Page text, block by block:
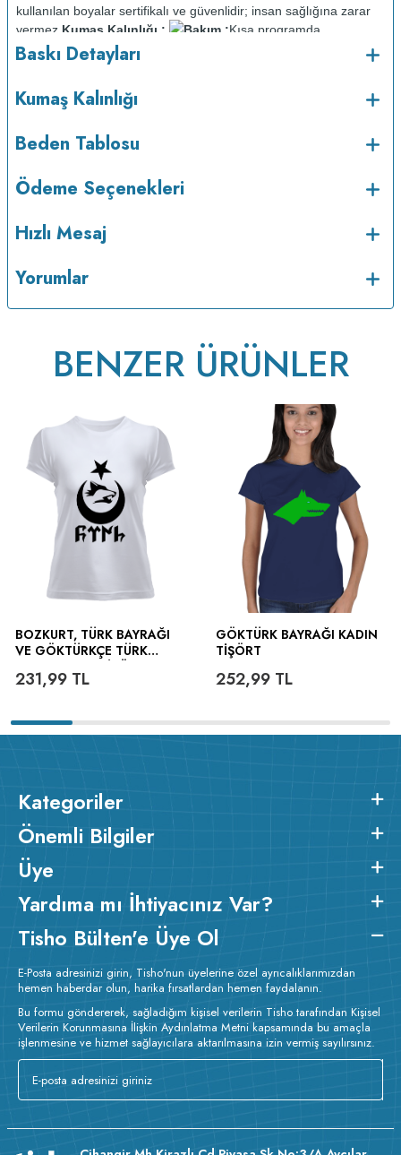
kullanılan boyalar sertifikalı ve güvenlidir; insan sağlığına zarar
vermez. Kumaş Kalınlığı : Bakım :Kısa programda
maksimum 30 C sıcaklıkta ve tersten yıkanır.
Kurutma makinesinde kurutulmaz. Orta ısıda ve tersten
Baskı Detayları
Kumaş Kalınlığı
Beden Tablosu
Ödeme Seçenekleri
Hızlı Mesaj
Yorumlar
BENZER ÜRÜNLER
BOZKURT, TÜRK BAYRAĞI
VE GÖKTÜRKÇE TÜRK
231,99 TL
GÖKTÜRK BAYRAĞI KADIN
TIŞÖRT
252,99TL
Kategoriler
Önemli Bilgiler
Üye
Yardıma mı İhtiyacınız Var?
Tisho Bülten'e Üye Ol
E-Posta adresinizi girin, Tisho'nun üyelerine özel ayrıcalıklarımızdan
hemen haberdar olun, harika fırsatlardan hemen faydalanın.
Bu formu göndererek, sağladığım kişisel verilerin Tisho tarafından Kişisel
Verilerin Korunmasına İlişkin Aydınlatma Metni kapsamında bu amaçla
işlenmesine ve hizmet sağlayıcılara aktarılmasına izin vermiş sayılırsınız.